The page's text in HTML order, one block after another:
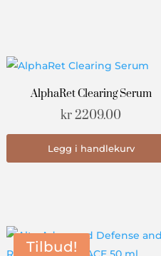
AlphaRet Clearing Serum
kr2209.00
Legg i handlekurv
Tilbud!